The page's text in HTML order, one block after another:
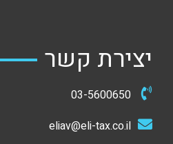
יצירת קשר
03-5600650
eliav@eli-tax.co.il